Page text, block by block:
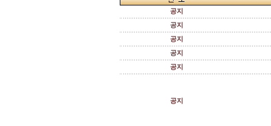
공지
공지
공지
공지
공지
공지